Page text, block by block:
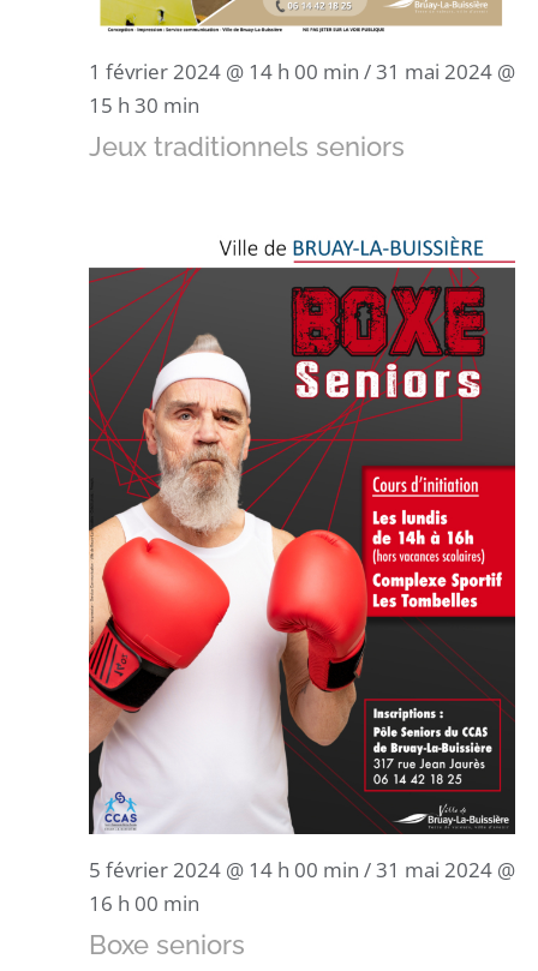
1 février 2024 @ 14 h 00 min /31 mai 2024 @
15 h 30 min
Jeux traditionnels seniors
5 février 2024 @ 14 h 00 min /31 mai 2024 @
16 h 00 min
Boxe seniors